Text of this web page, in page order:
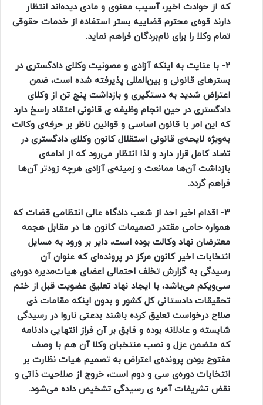
که از حوادث اخیر، آسیب معنوی و مادی دیده‌اند انتظار
دارند قوه‌ی محترم قضاییه بستر استفاده از خدمات حقوقی
تمام وکلا را برای نام‌بردگان فراهم نماید.
۲- با عنایت به اینکه آزادی و مصونیت وکلای دادگستری در
بسترهای قانونی و بین‌المللی پذیرفته شده است، ضمن
اعتراض شدید به دستگیری و بازداشت پنج تن از وکلای
دادگستری در حین انجام وظیفه ی قانونی اعتقاد راسخ دارد
که این امر با قانون اساسی و قوانین ناظر بر حرفه‌ی وکالت
به‌ویژه لایحه‌ی قانونی استقلال کانون وکلای دادگستری در
تضاد کامل قرار دارد و لذا انتظار می‌رود که از ادامه‌ی
بازداشت آن‌ها ممانعت و زمینه‌ی آزادی هرچه زودتر آن‌ها
فراهم گردد.
۳- اقدام اخیر احد از شعب دادگاه عالی انتظامی قضات که
همواره حامی مقتدر تصمیمات کانون ها در مقابل هجمه
معترضان نهاد وکالت بوده است، دایر بر ورود به مسایل
انتخابات اخیر کانون مرکز در پرونده‌ای که عنوان آن
رسیدگی به گزارش تخلف احتمالی اعضای هیات‌مدیره دوره‌ی
سی‌و‌یکم می‌باشد، با ایجاد نهاد تعلیق عضویت قبل از ختم
تحقیقات دادستانی کل کشور و بدون اینکه مقامات ذی
صلاح درخواست تعلیق کرده باشند بدعتی ناروا در رسیدگی
شایسته و عادلانه بوده و فایق بر آن فراز انتهایی دادنامه
که متضمن عزل و نصب منتخبان وکلا آن هم با وصف
مفتوح بودن پرونده‌ی اعتراض به تصمیم هیات نظارت بر
انتخابات دوره‌ی سی و دوم است، خروج از صلاحیت ذاتی و
نقض تشریفات آمره ی رسیدگی تشخیص داده می‌شود.